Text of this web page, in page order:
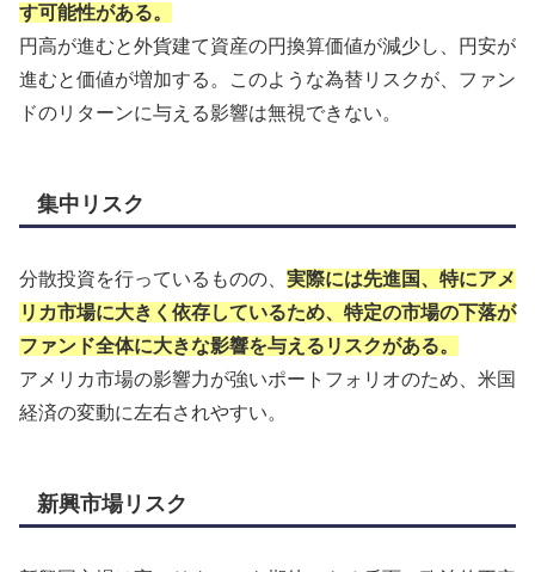
す可能性がある。
円高が進むと外貨建て資産の円換算価値が減少し、円安が
進むと価値が増加する。このような為替リスクが、ファン
ドのリターンに与える影響は無視できない。
集中リスク
分散投資を行っているものの、 実際には先進国、特にアメ
リカ市場に大きく依存しているため、特定の市場の下落が
ファンド全体に大きな影響を与えるリスクがある。
アメリカ市場の影響力が強いポートフォリオのため、米国
経済の変動に左右されやすい。
新興市場リスク